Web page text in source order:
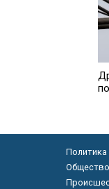
Политика
Общество